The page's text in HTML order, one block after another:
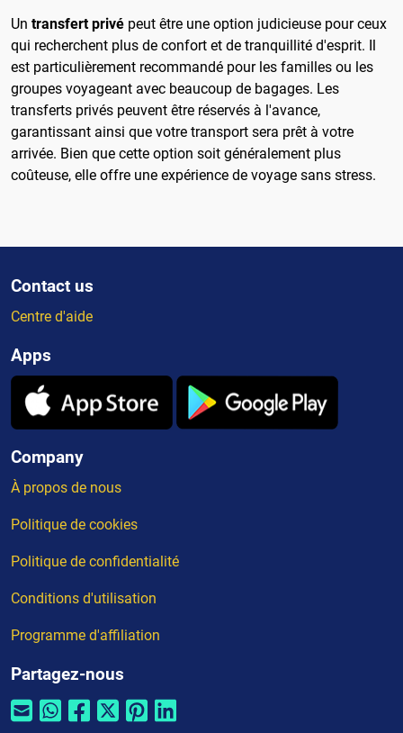
Un transfert privé peut être une option judicieuse pour ceux
qui recherchent plus de confort et de tranquillité d'esprit. Il
est particulièrement recommandé pour les familles ou les
groupes voyageant avec beaucoup de bagages. Les
transferts privés peuvent être réservés à l'avance,
garantissant ainsi que votre transport sera prêt à votre
arrivée. Bien que cette option soit généralement plus
coûteuse, elle offre une expérience de voyage sans stress.
Contact us
Centre d'aide
Apps
Company
À propos de nous
Politique de cookies
Politique de confidentialité
Conditions d'utilisation
Programme d'affiliation
Partagez-nous